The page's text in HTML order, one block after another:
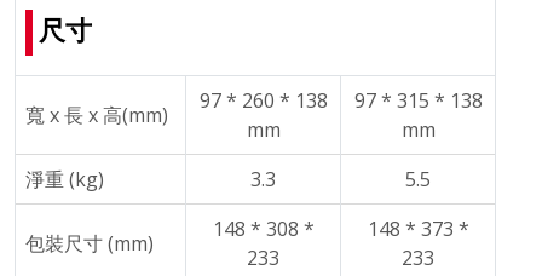
尺寸
寬 x 長 x 高(mm)
97 * 260 * 138
mm
97 * 315 * 138
mm
淨重 (kg)
3.3 5.5
包裝尺寸 (mm)
148 * 308 *
233
148 * 373 *
233